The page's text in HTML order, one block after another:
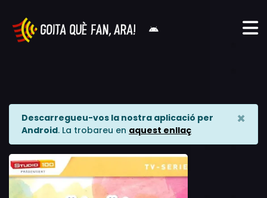
Descarregueu-vos la nostra aplicació per
Android. La trobareu en aquest enllaç
×